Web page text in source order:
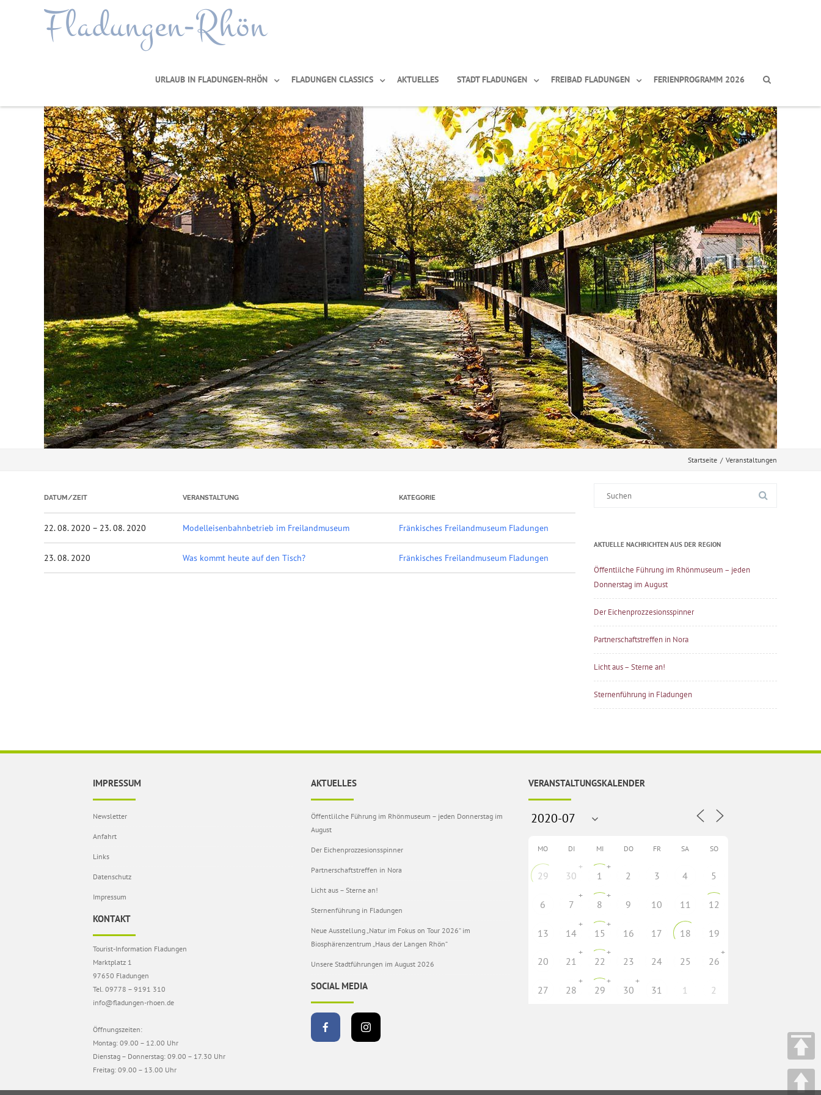
Fladungen-Rhön
URLAUB IN FLADUNGEN-RHÖN FLADUNGEN CLASSICS AKTUELLES STADT FLADUNGEN FREIBAD FLADUNGEN FERIENPROGRAMM 2026
Startseite / Veranstaltungen
DATUM/ZEIT VERANSTALTUNG KATEGORIE
22. 08. 2020 – 23. 08. 2020 Modelleisenbahnbetrieb im Freilandmuseum Fränkisches Freilandmuseum Fladungen
23. 08. 2020 Was kommt heute auf den Tisch? Fränkisches Freilandmuseum Fladungen
AKTUELLE NACHRICHTEN AUS DER REGION
Öffentlilche Führung im Rhönmuseum – jeden
Donnerstag im August
Der Eichenprozzesionsspinner
Partnerschaftstreffen in Nora
Licht aus – Sterne an!
Sternenführung in Fladungen
IMPRESSUM
Newsletter
Anfahrt
Links
Datenschutz
Impressum
KONTAKT
Tourist-Information Fladungen
Marktplatz 1
97650 Fladungen
Tel. 09778 – 9191 310
info@fladungen-rhoen.de
Öffnungszeiten:
Montag: 09.00 – 12.00 Uhr
Dienstag – Donnerstag: 09.00 – 17.30 Uhr
Freitag: 09.00 – 13.00 Uhr
AKTUELLES
Öffentlilche Führung im Rhönmuseum – jeden Donnerstag im
August
Der Eichenprozzesionsspinner
Partnerschaftstreffen in Nora
Licht aus – Sterne an!
Sternenführung in Fladungen
Neue Ausstellung „Natur im Fokus on Tour 2026“ im
Biosphärenzentrum „Haus der Langen Rhön“
Unsere Stadtführungen im August 2026
SOCIAL MEDIA
VERANSTALTUNGSKALENDER
MO DI MI DO FR SA SO
29 30
+
1
+
2 3 4 5
6 7
+
8
+
9 10 11 12
13 14
+
15
+
16 17 18 19
20 21
+
22
+
23 24 25 26
+
27 28
+
29
+
30
+
31 1 2